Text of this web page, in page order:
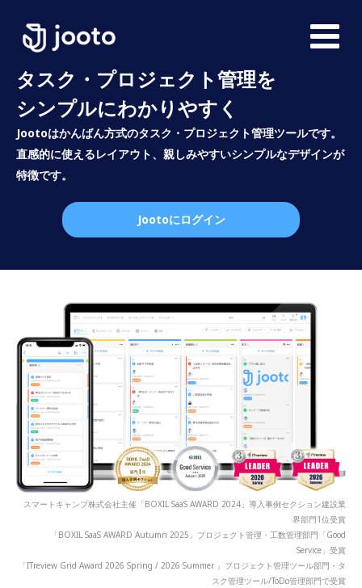
タスク・プロジェクト管理を
シンプルにわかりやすく
Jootoはかんばん方式のタスク・プロジェクト管理ツールです。
直感的に使えるレイアウト、親しみやすいシンプルなデザインが
特徴です。
Jootoにログイン
スマートキャンプ株式会社主催「BOXIL SaaS AWARD 2024」導入事例セクション建設業
界部門1位受賞
「BOXIL SaaS AWARD Autumn 2025」プロジェクト管理・工数管理部門「Good
Service」受賞
「ITreview Grid Award 2026 Spring / 2026 Summer 」プロジェクト管理ツール部門・タ
スク管理ツール/ToDo管理部門で受賞